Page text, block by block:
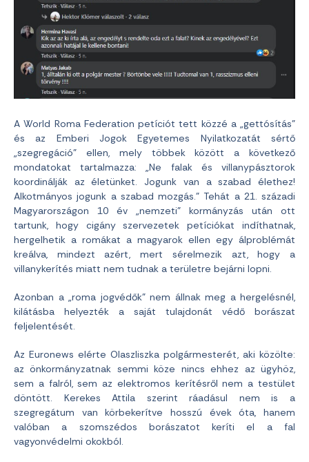
A World Roma Federation petíciót tett közzé a „gettósítás”
és az Emberi Jogok Egyetemes Nyilatkozatát sértő
„szegregáció” ellen, mely többek között a következő
mondatokat tartalmazza: „Ne falak és villanypásztorok
koordinálják az életünket. Jogunk van a szabad élethez!
Alkotmányos jogunk a szabad mozgás.” Tehát a 21. századi
Magyarországon 10 év „nemzeti” kormányzás után ott
tartunk, hogy cigány szervezetek petíciókat indíthatnak,
hergelhetik a romákat a magyarok ellen egy álproblémát
kreálva, mindezt azért, mert sérelmezik azt, hogy a
villanykerítés miatt nem tudnak a területre bejárni lopni.
Azonban a „roma jogvédők” nem állnak meg a hergelésnél,
kilátásba helyezték a saját tulajdonát védő borászat
feljelentését.
Az Euronews elérte Olaszliszka polgármesterét, aki közölte:
az önkormányzatnak semmi köze nincs ehhez az ügyhöz,
sem a falról, sem az elektromos kerítésről nem a testület
döntött. Kerekes Attila szerint ráadásul nem is a
szegregátum van körbekerítve hosszú évek óta, hanem
valóban a szomszédos borászatot keríti el a fal
vagyonvédelmi okokból.